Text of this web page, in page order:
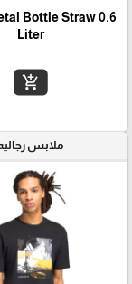
Bottle Straw 0.6
Liter
add_shopping_cart
ملابس